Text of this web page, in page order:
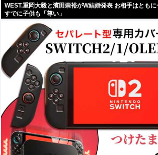
WEST.重岡大毅と濱田崇裕がW結婚発表 お相手はとも
すでに子供も「尊い」